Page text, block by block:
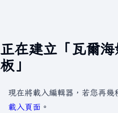
正在建立「瓦爾
板」
現在將載入編輯器，若您再
載入頁面 。